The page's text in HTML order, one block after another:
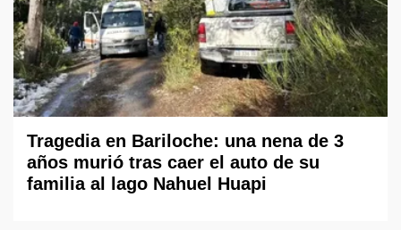
Tragedia en Bariloche: una nena de 3
años murió tras caer el auto de su
familia al lago Nahuel Huapi